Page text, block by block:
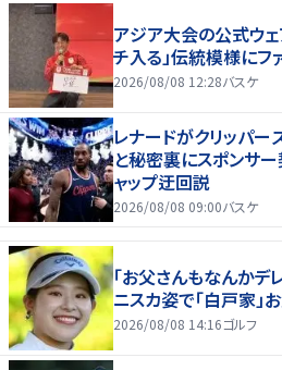
アジア大会の公式ウ
チ入る」伝統模様にフ
2026/08/08 12:28バスケ
レナードがクリッパ
と秘密裏にスポンサ
ャップ迂回説
2026/08/08 09:00バスケ
「お父さんもなんかデ
ニスカ姿で「白戸家」
2026/08/08 14:16ゴルフ